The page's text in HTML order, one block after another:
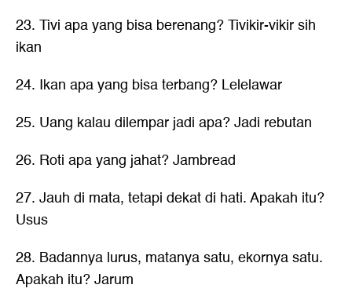
23. Tivi apa yang bisa berenang? Tivikir-vikir sih
ikan
24. Ikan apa yang bisa terbang? Lelelawar
25. Uang kalau dilempar jadi apa? Jadi rebutan
26. Roti apa yang jahat? Jambread
27. Jauh di mata, tetapi dekat di hati. Apakah itu?
Usus
28. Badannya lurus, matanya satu, ekornya satu.
Apakah itu? Jarum